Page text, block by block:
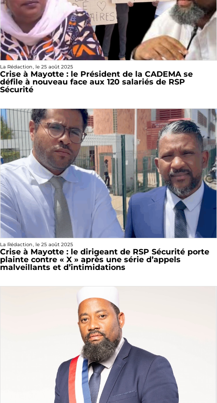
La Rédaction, le 25 août 2025
Crise à Mayotte : le Président de la CADEMA se
défile à nouveau face aux 120 salariés de RSP
Sécurité
La Rédaction, le 25 août 2025
Crise à Mayotte : le dirigeant de RSP Sécurité porte
plainte contre « X » après une série d’appels
malveillants et d’intimidations